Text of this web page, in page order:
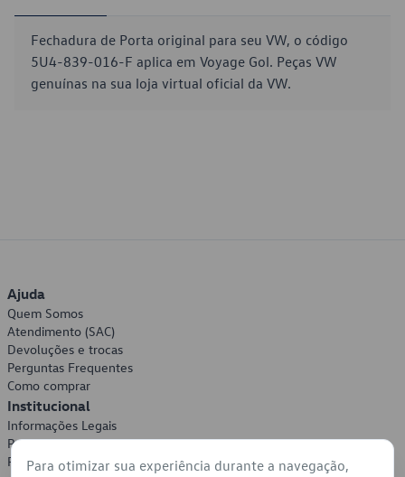
Fechadura de Porta original para seu VW, o código
5U4-839-016-F aplica em Voyage Gol. Peças VW
genuínas na sua loja virtual oficial da VW.
Ajuda
Quem Somos
Atendimento (SAC)
Devoluções e trocas
Perguntas Frequentes
Como comprar
Institucional
Informações Legais
Política de Privacidade
Política de Cookies
Para otimizar sua experiência durante a navegação,